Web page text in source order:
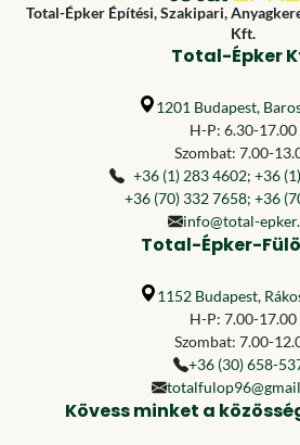
Total-Épker Építési, Szakipari,
Kft.
Total-Épker
1201 Budapest,
H-P: 6.30-17.00
Szombat: 7.00-
+36 (1) 283 4602; +36
+36 (70) 332 7658; +36
info@total-
Total-Épker-
1152 Budapest,
H-P: 7.00-17.00
Szombat: 7.00-
+36 (30) 658-
Kövess minket a